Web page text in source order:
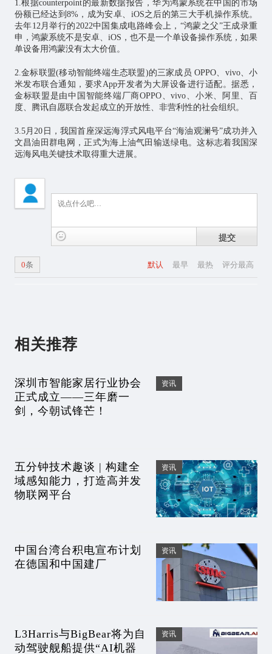
1.根据counterpoint的最新数据报告，华为鸿蒙系统在中国的市场
份额已经达到8%，成为安卓、iOS之后的第三大手机操作系统。
去年12月举行的2022中国集成电路峰会上，“鸿蒙之父”王成录重
申，鸿蒙系统不是安卓、iOS，也不是一个单设备操作系统，如果
单设备用鸿蒙没有太大价值。
2.金标联盟(移动智能终端生态联盟)的三家成员 OPPO、vivo、小
米发布联合通知，要求App开发者为大屏设备进行适配。据悉，
金标联盟是由中国智能终端厂商OPPO、vivo、小米、阿里、百
度、腾讯自愿联合发起成立的开放性、非营利性的社会组织。
3.5月20日，我国首座深远海浮式风电平台“海油观澜号”成功并入
文昌油田群电网，正式为海上油气田输送绿电。这标志着我国深
远海风电关键技术取得重大进展。
提交
默认 最早 最热 评分最高
0条
相关推荐
深圳市智能家居行业协会
正式成立——三年磨一
剑，今朝试锋芒！
资讯
五分钟技术趣谈 | 构建全
域感知能力，打造高并发
物联网平台
资讯
中国台湾台积电宣布计划
在德国和中国建厂
资讯
L3Harris与BigBear将为自
动驾驶舰船提供“AI机器
资讯